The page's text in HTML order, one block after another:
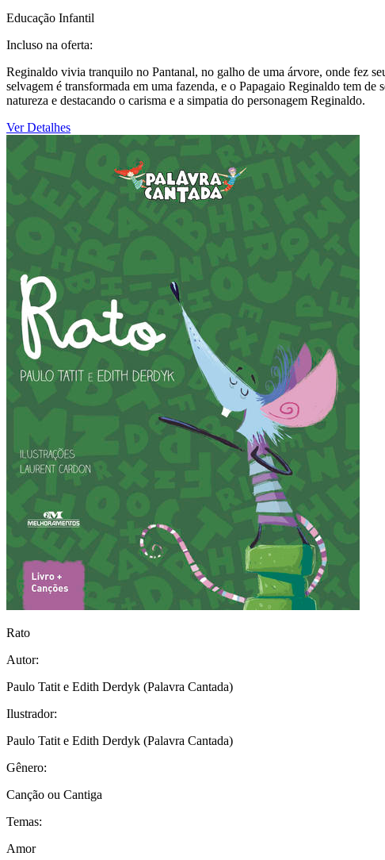
Educação Infantil
Incluso na oferta:
Reginaldo vivia tranquilo no Pantanal, no galho de uma árvore, onde fez
selvagem é transformada em uma fazenda, e o Papagaio Reginaldo tem
natureza e destacando o carisma e a simpatia do personagem Reginaldo.
Ver Detalhes
Rato
Autor:
Paulo Tatit e Edith Derdyk (Palavra Cantada)
Ilustrador:
Paulo Tatit e Edith Derdyk (Palavra Cantada)
Gênero:
Canção ou Cantiga
Temas:
Amor